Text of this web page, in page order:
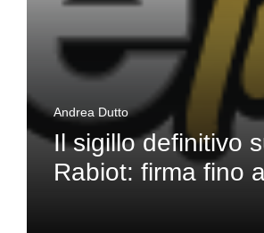
Andrea Dutto
Il sigillo definitivo
Rabiot: firma fino